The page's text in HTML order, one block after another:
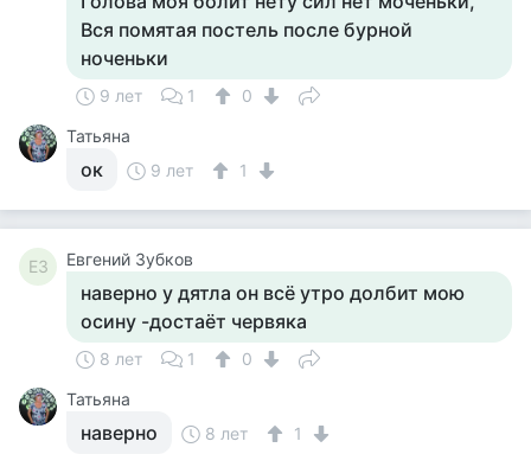
Вся помятая постель после бурной
ноченьки
9 лет 1
0
Татьяна
ок 9 лет 1
ЕЗ Евгений Зубков
наверно у дятла он всё утро долбит мою
осину -достаёт червяка
8 лет 1
0
Татьяна
наверно 8 лет 1